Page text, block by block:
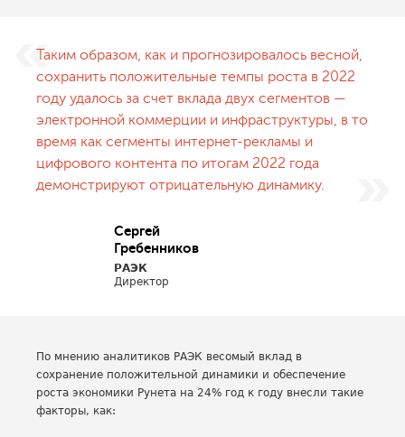
Таким образом, как и прогнозировалось весной,
сохранить положительные темпы роста в 2022
году удалось за счет вклада двух сегментов —
электронной коммерции и инфраструктуры, в то
время как сегменты интернет-рекламы и
цифрового контента по итогам 2022 года
демонстрируют отрицательную динамику.
Сергей
Гребенников
РАЭК
Директор
По мнению аналитиков РАЭК весомый вклад в
сохранение положительной динамики и обеспечение
роста экономики Рунета на 24% год к году внесли такие
факторы, как: